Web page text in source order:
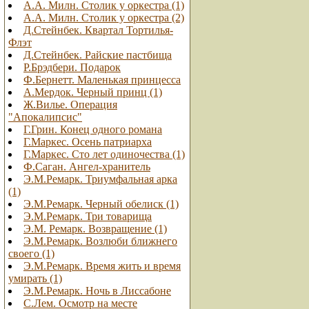
А.А. Милн. Столик у оркестра (1)
А.А. Милн. Столик у оркестра (2)
Д.Стейнбек. Квартал Тортилья-
Флэт
Д.Стейнбек. Райские пастбища
Р.Брэдбери. Подарок
Ф.Бернетт. Маленькая принцесса
А.Мердок. Черный принц (1)
Ж.Вилье. Операция
"Апокалипсис"
Г.Грин. Конец одного романа
Г.Маркес. Осень патриарха
Г.Маркес. Сто лет одиночества (1)
Ф.Саган. Ангел-хранитель
Э.М.Ремарк. Триумфальная арка
(1)
Э.М.Ремарк. Черный обелиск (1)
Э.М.Ремарк. Три товарища
Э.М. Ремарк. Возвращение (1)
Э.М.Ремарк. Возлюби ближнего
своего (1)
Э.М.Ремарк. Время жить и время
умирать (1)
Э.М.Ремарк. Ночь в Лиссабоне
С.Лем. Осмотр на месте